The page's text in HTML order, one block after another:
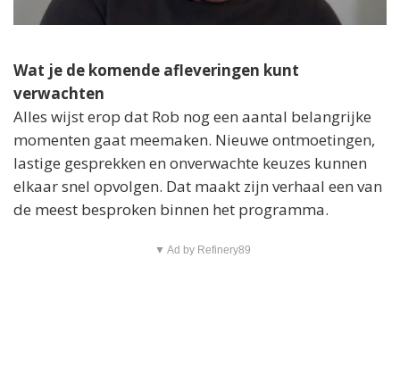
Wat je de komende afleveringen kunt
verwachten
Alles wijst erop dat Rob nog een aantal belangrijke
momenten gaat meemaken. Nieuwe ontmoetingen,
lastige gesprekken en onverwachte keuzes kunnen
elkaar snel opvolgen. Dat maakt zijn verhaal een van
de meest besproken binnen het programma.
▼ Ad by Refinery89